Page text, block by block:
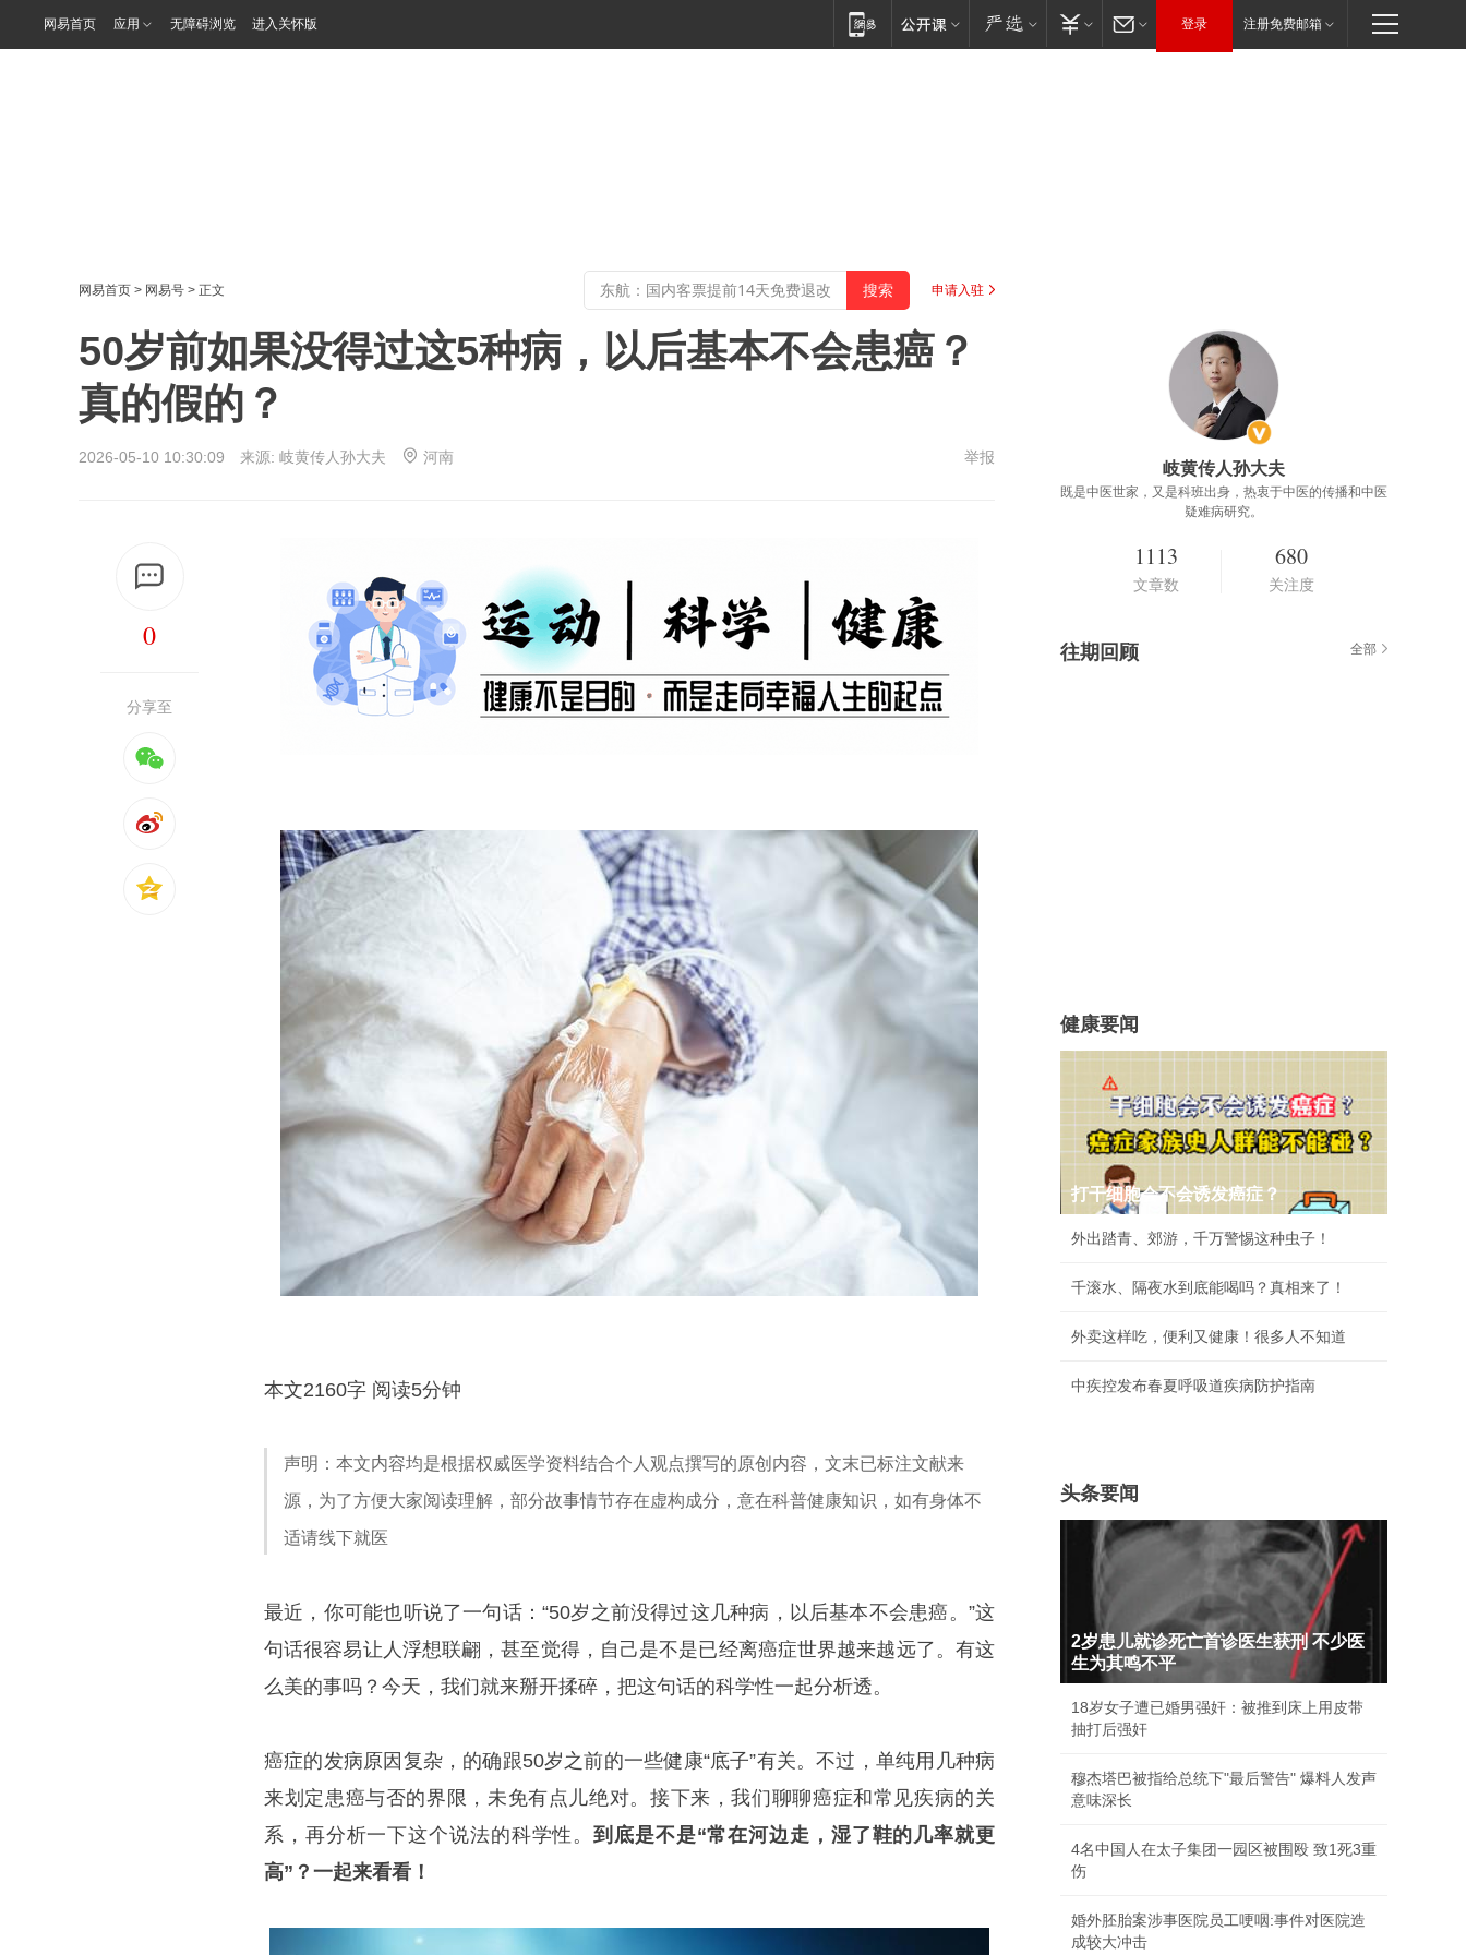
网易首页 应用 无障碍浏览 进入关怀版 登录 注册免费邮箱
网易首页 > 网易号 > 正文 申请入驻
50岁前如果没得过这5种病，以后基本不会患癌？
真的假的？
2026-05-10 10:30:09 来源: 岐黄传人孙大夫 河南 举报
0
分享至
本文2160字 阅读5分钟
声明：本文内容均是根据权威医学资料结合个人观点撰写的原创内容，文末已标注文献来
源，为了方便大家阅读理解，部分故事情节存在虚构成分，意在科普健康知识，如有身体不
适请线下就医
最近，你可能也听说了一句话：“50岁之前没得过这几种病，以后基本不会患癌。”这
句话很容易让人浮想联翩，甚至觉得，自己是不是已经离癌症世界越来越远了。有这
么美的事吗？今天，我们就来掰开揉碎，把这句话的科学性一起分析透。
癌症的发病原因复杂，的确跟50岁之前的一些健康“底子”有关。不过，单纯用几种病
来划定患癌与否的界限，未免有点儿绝对。接下来，我们聊聊癌症和常见疾病的关
系，再分析一下这个说法的科学性。到底是不是“常在河边走，湿了鞋的几率就更
高”？一起来看看！
岐黄传人孙大夫
既是中医世家，又是科班出身，热衷于中医的传播和中医
疑难病研究。
1113
文章数
680
关注度
往期回顾 全部
健康要闻
打干细胞会不会诱发癌症？
外出踏青、郊游，千万警惕这种虫子！
千滚水、隔夜水到底能喝吗？真相来了！
外卖这样吃，便利又健康！很多人不知道
中疾控发布春夏呼吸道疾病防护指南
头条要闻
2岁患儿就诊死亡首诊医生获刑 不少医
生为其鸣不平
18岁女子遭已婚男强奸：被推到床上用皮带
抽打后强奸
穆杰塔巴被指给总统下"最后警告" 爆料人发声
意味深长
4名中国人在太子集团一园区被围殴 致1死3重
伤
婚外胚胎案涉事医院员工哽咽:事件对医院造
成较大冲击